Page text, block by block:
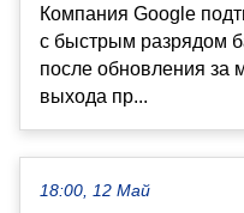
Компания Google
с быстрым разрядом
после обновления за
выхода пр...
18:00, 12 Май